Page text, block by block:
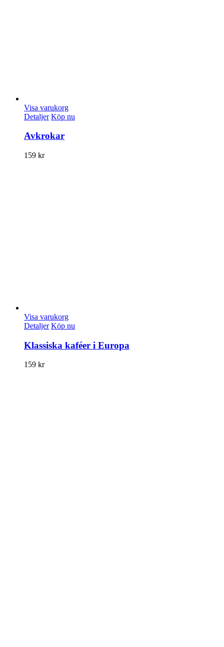
Visa varukorg
Detaljer Köp nu
Avkrokar
159 kr
Visa varukorg
Detaljer Köp nu
Klassiska kaféer i Europa
159 kr